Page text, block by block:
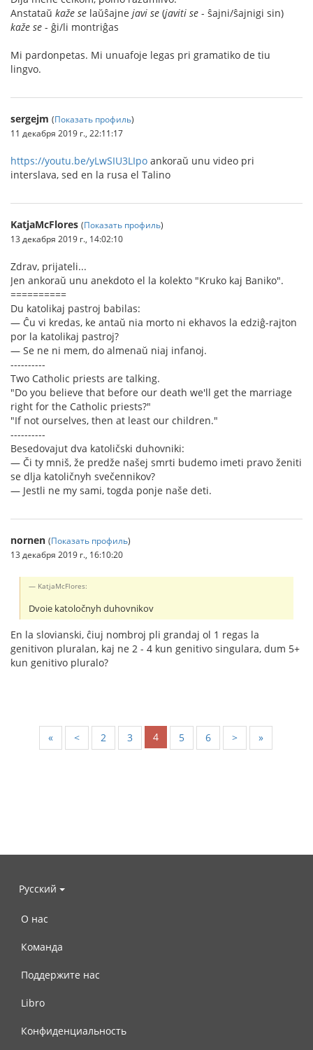
Anstataŭ kaže se laŭŝajne javi se (javiti se - ŝajni/ŝajnigi sin)
kaže se - ĝi/li montriĝas
Mi pardonpetas. Mi unuafoje legas pri gramatiko de tiu
lingvo.
sergejm (Показать профиль)
11 декабря 2019 г., 22:11:17
https://youtu.be/yLwSIU3LIpo ankoraŭ unu video pri
interslava, sed en la rusa el Talino
KatjaMcFlores (Показать профиль)
13 декабря 2019 г., 14:02:10
Zdrav, prijateli...
Jen ankoraŭ unu anekdoto el la kolekto "Kruko kaj Baniko".
==========
Du katolikaj pastroj babilas:
— Ĉu vi kredas, ke antaŭ nia morto ni ekhavos la edziĝ-rajton
por la katolikaj pastroj?
— Se ne ni mem, do almenaŭ niaj infanoj.
----------
Two Catholic priests are talking.
"Do you believe that before our death we'll get the marriage
right for the Catholic priests?"
"If not ourselves, then at least our children."
----------
Besedovajut dva katoličski duhovniki:
— Či ty mniš, že predže našej smrti budemo imeti pravo ženiti
se dlja katoličnyh svečennikov?
— Jestli ne my sami, togda ponje naše deti.
nornen (Показать профиль)
13 декабря 2019 г., 16:10:20
KatjaMcFlores:
Dvoie katoločnyh duhovnikov
En la slovianski, ĉiuj nombroj pli grandaj ol 1 regas la
genitivon pluralan, kaj ne 2 - 4 kun genitivo singulara, dum 5+
kun genitivo pluralo?
« < 2 3 4 5 6 > »
Русский
О нас
Команда
Поддержите нас
Libro
Конфиденциальность